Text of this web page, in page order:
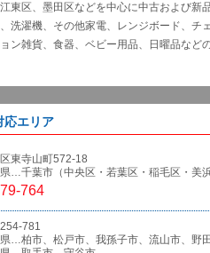
東区、墨田区などを中心に中古および新
洗濯機、その他家電、レンジボード、チ
ン雑貨、食器、ベビー用品、日曜品など
応エリア
東寺山町572-18
…千葉市（中央区・若葉区・稲毛区・美
764
781
…柏市、松戸市、我孫子市、流山市、野